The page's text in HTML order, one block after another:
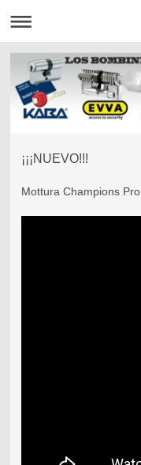
¡¡¡NUEVO!!!
Mottura Champions Pro